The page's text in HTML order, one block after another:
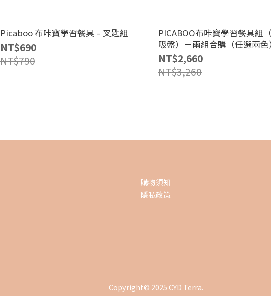
Picaboo 布咔寶學習餐具 – 叉匙組
NT$690
NT$790
PICABOO布咔寶學習餐具組
吸盤）－兩組合購（任選兩色）
NT$2,660
NT$3,260
購物須知
隱私政策
Copyright© 2025 CYD Terra.